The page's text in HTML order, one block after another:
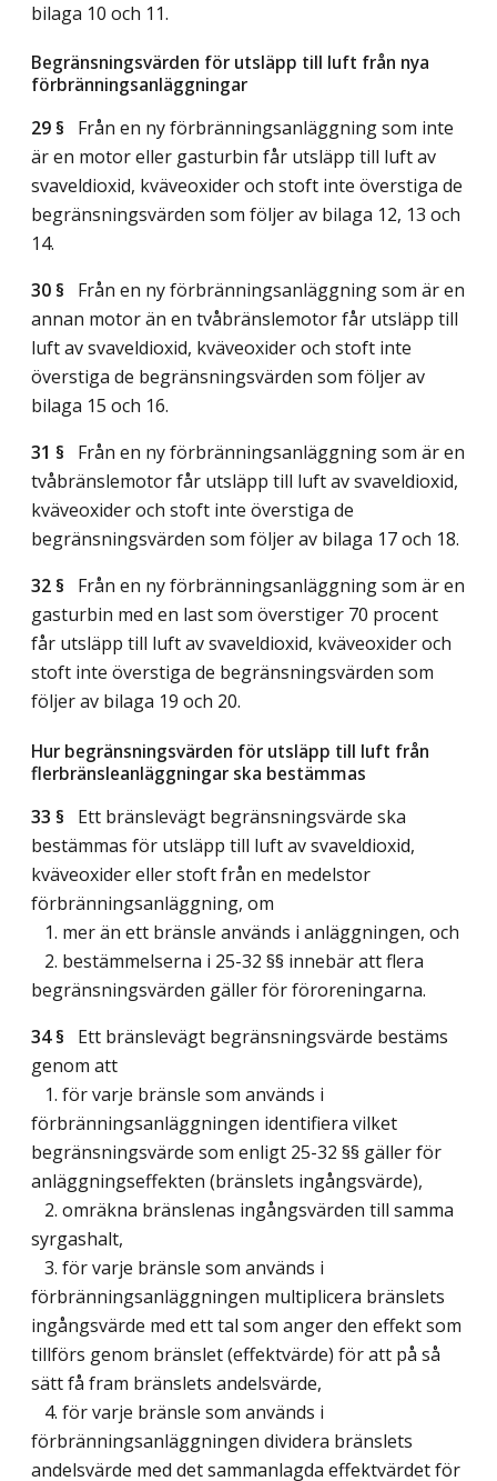
bilaga 10 och 11.
Begränsningsvärden för utsläpp till luft från nya
förbränningsanläggningar
29 § Från en ny förbränningsanläggning som inte
är en motor eller gasturbin får utsläpp till luft av
svaveldioxid, kväveoxider och stoft inte överstiga de
begränsningsvärden som följer av bilaga 12, 13 och
14.
30 § Från en ny förbränningsanläggning som är en
annan motor än en tvåbränslemotor får utsläpp till
luft av svaveldioxid, kväveoxider och stoft inte
överstiga de begränsningsvärden som följer av
bilaga 15 och 16.
31 § Från en ny förbränningsanläggning som är en
tvåbränslemotor får utsläpp till luft av svaveldioxid,
kväveoxider och stoft inte överstiga de
begränsningsvärden som följer av bilaga 17 och 18.
32 § Från en ny förbränningsanläggning som är en
gasturbin med en last som överstiger 70 procent
får utsläpp till luft av svaveldioxid, kväveoxider och
stoft inte överstiga de begränsningsvärden som
följer av bilaga 19 och 20.
Hur begränsningsvärden för utsläpp till luft från
flerbränsleanläggningar ska bestämmas
33 § Ett bränslevägt begränsningsvärde ska
bestämmas för utsläpp till luft av svaveldioxid,
kväveoxider eller stoft från en medelstor
förbränningsanläggning, om
1. mer än ett bränsle används i anläggningen, och
2. bestämmelserna i 25-32 §§ innebär att flera
begränsningsvärden gäller för föroreningarna.
34 § Ett bränslevägt begränsningsvärde bestäms
genom att
1. för varje bränsle som används i
förbränningsanläggningen identifiera vilket
begränsningsvärde som enligt 25-32 §§ gäller för
anläggningseffekten (bränslets ingångsvärde),
2. omräkna bränslenas ingångsvärden till samma
syrgashalt,
3. för varje bränsle som används i
förbränningsanläggningen multiplicera bränslets
ingångsvärde med ett tal som anger den effekt som
tillförs genom bränslet (effektvärde) för att på så
sätt få fram bränslets andelsvärde,
4. för varje bränsle som används i
förbränningsanläggningen dividera bränslets
andelsvärde med det sammanlagda effektvärdet för